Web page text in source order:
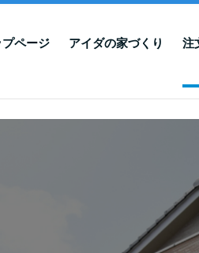
プページ アイダの家づくり 注